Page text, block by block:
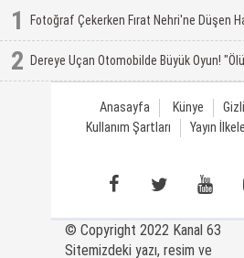
1 Fotoğraf Çekerken Fırat Nehri'ne Düşen
2 Dereye Uçan Otomobilde Büyük Oyun!
Anasayfa Künye
Kullanım Şartları
Yayın
© Copyright 2022 Kanal 63
Sitemizdeki yazı, resim ve